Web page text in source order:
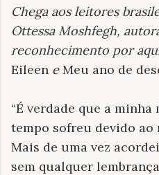
Chega aos leitores
Ottessa Moshfegh,
reconhecimento por
Eileen eMeu ano de
“É verdade que a
tempo sofreu devido ao
Mais de uma vez
sem qualquer